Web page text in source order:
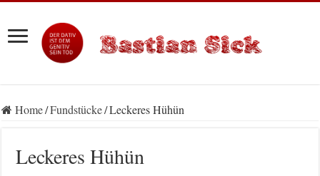
Home/Fundstücke/Leckeres Hühün
Leckeres Hühün